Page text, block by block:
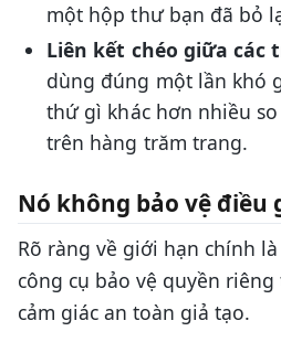
một hộp thư bạn đã bỏ
Liên kết chéo giữa các
dùng đúng một lần khó
thứ gì khác hơn nhiều
trên hàng trăm trang.
Nó không bảo vệ điều
Rõ ràng về giới hạn chính
công cụ bảo vệ quyền
cảm giác an toàn giả tạo.